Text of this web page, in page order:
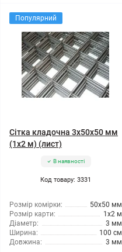
Популярний
Сітка кладочна 3x50x50 мм
(1x2 м) (лист)
В наявності
Код товару: 3331
Розмір комірки:
50x50 мм
Розмір карти:
1x2 м
Діаметр:
3 мм
Ширина:
100 см
Довжина:
3 мм